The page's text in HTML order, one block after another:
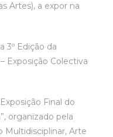
Artes), a expor na
3º Edição da
Exposição Colectiva
Final do
organizado pela
Multidisciplinar, Arte